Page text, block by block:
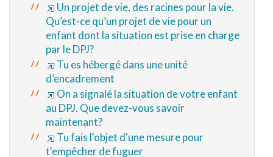
Un projet de vie, des racines pour la vie.
Qu’est-ce qu’un projet de vie pour un
enfant dont la situation est prise en charge
par le DPJ?
Tu es hébergé dans une unité
d’encadrement
On a signalé la situation de votre enfant
au DPJ. Que devez-vous savoir
maintenant?
Tu fais l'objet d'une mesure pour
t'empêcher de fuguer